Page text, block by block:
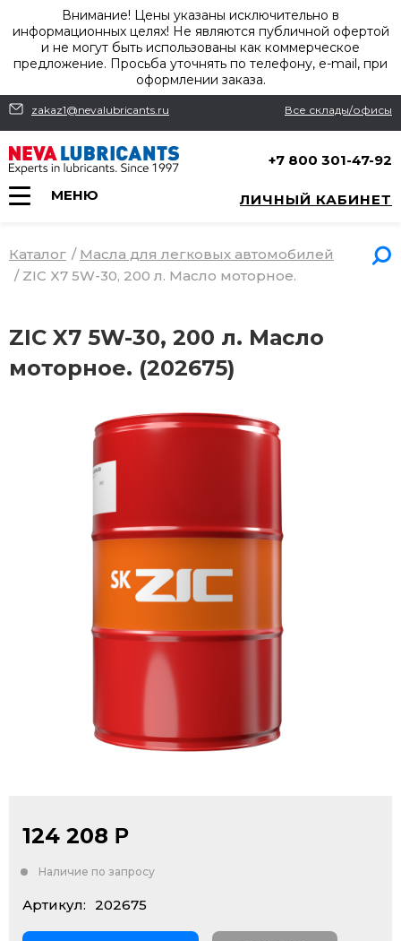
Внимание! Цены указаны исключительно в
информационных целях! Не являются публичной офертой
и не могут быть использованы как коммерческое
предложение. Просьба уточнять по телефону, e-mail, при
оформлении заказа.
zakaz1@nevalubricants.ru Все склады/офисы
+7 800 301-47-92
МЕНЮ ЛИЧНЫЙ КАБИНЕТ
Каталог / Масла для легковых автомобилей
/ ZIC X7 5W-30, 200 л. Масло моторное.
ZIC X7 5W-30, 200 л. Масло
моторное. (202675)
124 208 Р
Наличие по запросу
Артикул: 202675